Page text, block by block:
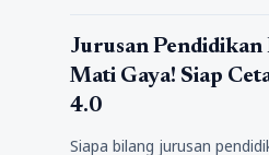
Pendidikan
Jurusan
Mati Gaya! Siap
4.0
Siapa bilang jurusan